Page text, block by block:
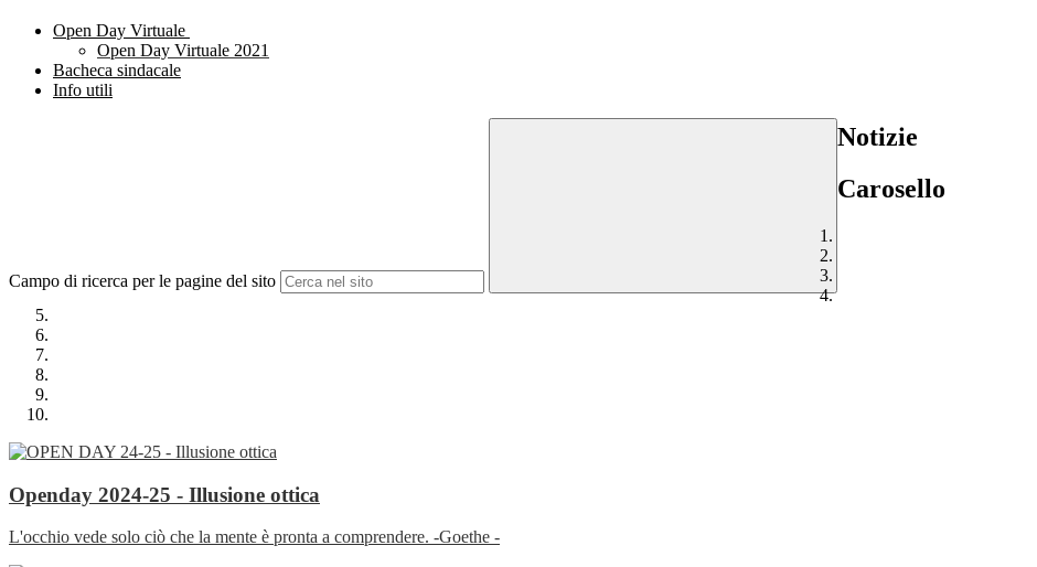
Open Day Virtuale
Open Day Virtuale 2021
Bacheca sindacale
Info utili
Campo di ricerca per le pagine del sito
Notizie
Carosello
Openday 2024-25 - Illusione ottica
L'occhio vede solo ciò che la mente è pronta a comprendere. -Goethe -